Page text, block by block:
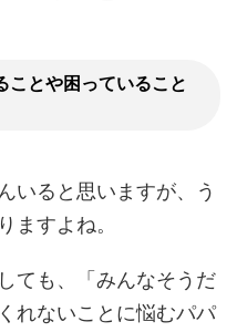
ことや困っていること
いると思いますが、う
ますよね。
ても、「みんなそうだ
れないことに悩むパパ